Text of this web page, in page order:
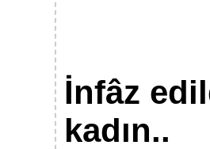
İnfâz